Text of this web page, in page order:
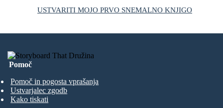
USTVARITI MOJO PRVO SNEMALNO KNJIGO
Pomoč
Pomoč in pogosta vprašanja
Ustvarjalec zgodb
Kako tiskati